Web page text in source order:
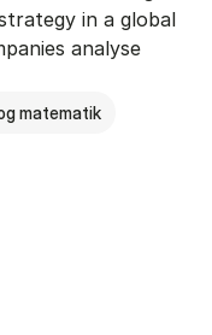
in a global
analyse
matematik
Busi­ness